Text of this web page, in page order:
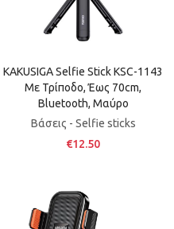
KAKUSIGA Selfie Stick KSC-1143
Με Τρίποδο, Έως 70cm,
Bluetooth, Μαύρο
Βάσεις - Selfie sticks
€12.50